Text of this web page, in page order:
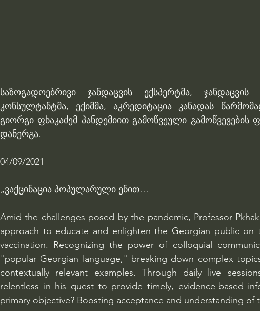
საზოგადოებრივი ჯანდაცვის ექსპერტმა,
კონსულტანტმა, ექიმმა, აკრედიტაცია კანადას
გიორგი ფხაკაძემ პანდემიით გამოწვეული გამოწვევების
დანერგა.
04/09/2021
„ვაქცინაცია პოპულარული ენით…
Amid the challenges posed by the pandemic, Professor
approach to educate and enlighten the Georgian public on
vaccination. Recognizing the power of colloquial
"popular Georgian language," breaking down complex
contextually relevant examples. Through daily live
relentless in his quest to provide timely, evidence-based
primary objective? Boosting acceptance and understanding of